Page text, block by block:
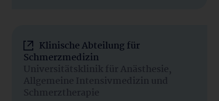
Klinische Abteilung für
Schmerzmedizin
Universitätsklinik für Anästhesie,
Allgemeine Intensivmedizin und
Schmerztherapie